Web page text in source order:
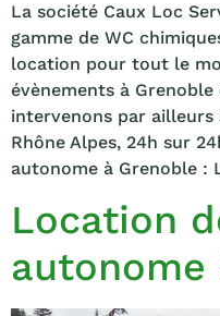
La société Caux Loc
gamme de WC
location pour tout le
évènements à
intervenons par ailleurs
Rhône Alpes, 24h sur
autonome à Grenoble :
Location
autonome